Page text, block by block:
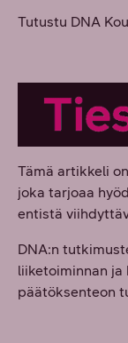
Tutustu DNA
Tämä artikkeli
joka tarjoaa
entistä
DNA:n
liiketoiminnan ja
päätöksenteon